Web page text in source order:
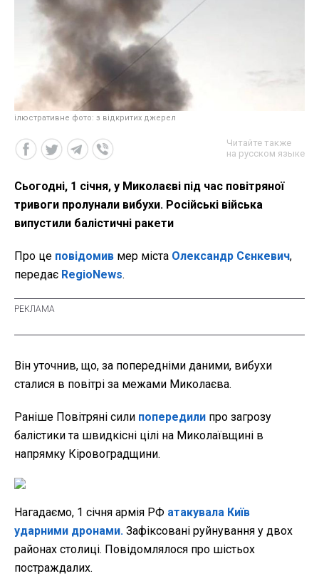
ілюстративне фото: з відкритих джерел
Читайте также
на русском языке
Сьогодні, 1 січня, у Миколаєві під час повітряної
тривоги пролунали вибухи. Російські війська
випустили балістичні ракети
Про це повідомив мер міста Олександр Сєнкевич,
передає RegioNews.
Він уточнив, що, за попередніми даними, вибухи
сталися в повітрі за межами Миколаєва.
Раніше Повітряні сили попередили про загрозу
балістики та швидкісні цілі на Миколаївщині в
напрямку Кіровоградщини.
Нагадаємо, 1 січня армія РФ атакувала Київ
ударними дронами. Зафіксовані руйнування у двох
районах столиці. Повідомлялося про шістьох
постраждалих.